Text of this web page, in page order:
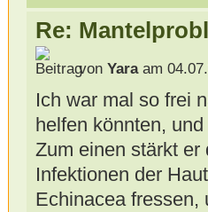
Re:
von Yaraam
Ich war mal so frei
helfen könnten,
Zum einen stärkt
Infektionen der
Echinacea fressen,